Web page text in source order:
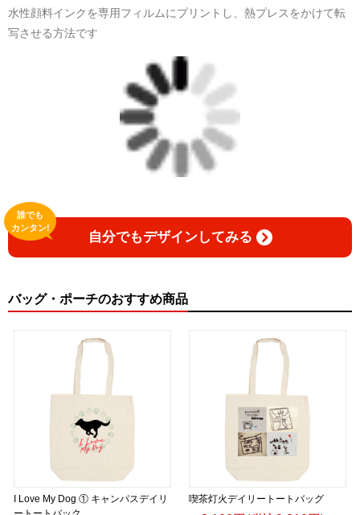
水性顔料インクを専用フィルムにプリントし、熱プレスをかけて転
写させる方法です
自分でもデザインしてみる
誰でも
カンタン!
バッグ・ポーチのおすすめ商品
I Love My Dog ① キャンパスデイリ
喫茶灯火デイリートートバッグ